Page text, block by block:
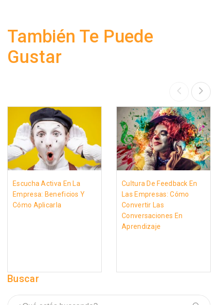
También Te Puede
Gustar
Escucha Activa En La
Empresa: Beneficios Y
Cómo Aplicarla
Cultura De Feedback En
Las Empresas: Cómo
Convertir Las
Conversaciones En
Aprendizaje
Buscar